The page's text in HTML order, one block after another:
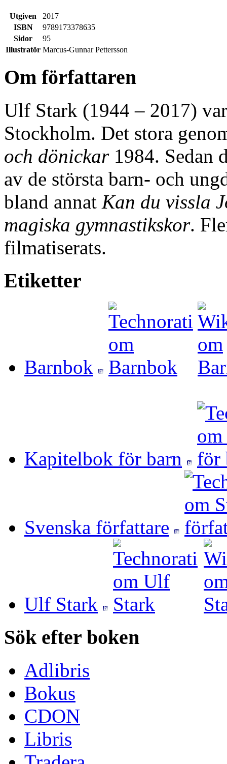
Utgiven
2017
ISBN
9789173378635
Sidor
95
Illustratör Marcus-Gunnar Pettersson
Om författaren
Ulf Stark (1944 – 2017)
Stockholm. Det stora
och dönickar1984. Sedan
av de största barn- och
bland annat Kan du vissla
magiska gymnastikskor.
filmatiserats.
Etiketter
Barnbok
Kapitelbok för barn
Svenska författare
Ulf Stark
Sök efter boken
Adlibris
Bokus
CDON
Libris